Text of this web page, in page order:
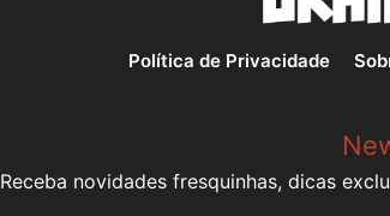
Política de Privacidade
Receba novidades fresquinhas, dicas